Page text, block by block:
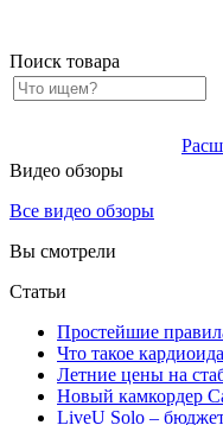
Поиск товара
Видео обзоры
Все видео обзоры
Вы смотрели
Статьи
Простейшие
Что такое
Летние цены на
Новый камкордер
LiveU Solo –